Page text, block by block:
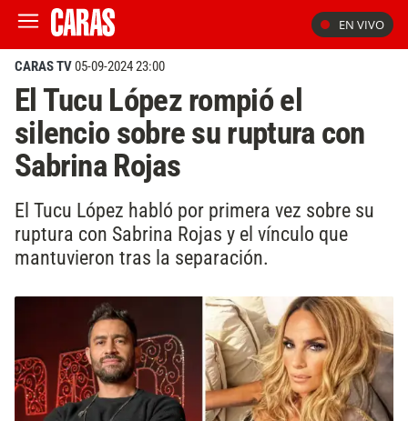
EN VIVO
CARAS TV05-09-2024 23:00
El Tucu López rompió el
silencio sobre su ruptura con
Sabrina Rojas
El Tucu López habló por primera vez sobre su
ruptura con Sabrina Rojas y el vínculo que
mantuvieron tras la separación.